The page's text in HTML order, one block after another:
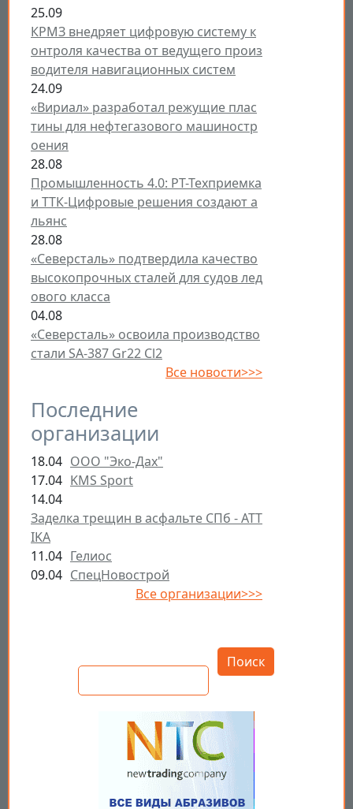
25.09
КРМЗ внедряет цифровую систему к
онтроля качества от ведущего произ
водителя навигационных систем
24.09
«Вириал» разработал режущие плас
тины для нефтегазового машиностр
оения
28.08
Промышленность 4.0: РТ-Техприемка
и ТТК-Цифровые решения создают а
льянс
28.08
«Северсталь» подтвердила качество
высокопрочных сталей для судов лед
ового класса
04.08
«Северсталь» освоила производство
стали SA-387 Gr22 Cl2
Все новости>>>
Последние
организации
18.04 ООО "Эко-Дах"
17.04 KMS Sport
14.04
Заделка трещин в асфальте СПб - ATT
IKA
11.04 Гелиос
09.04 СпецНовострой
Все организации>>>